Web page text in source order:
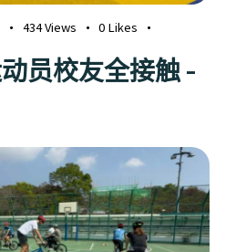
434 Views 0 Likes
员校友全接触 -